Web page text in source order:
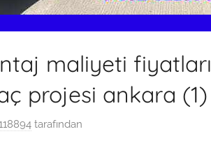
maliyeti fiyatları
projesi ankara (1)
tarafından